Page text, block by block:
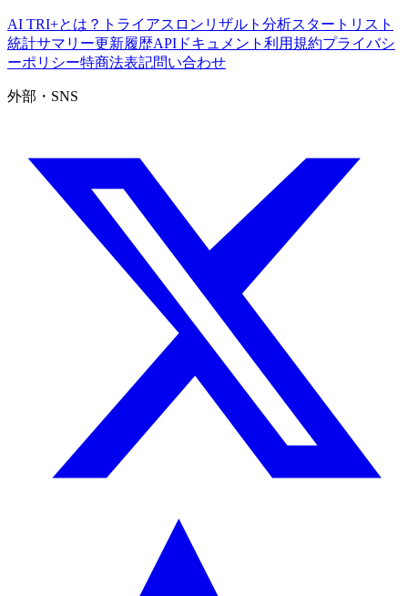
AI TRI+とは？ トライアスロンリザルト分析スタートリスト
統計サマリー更新履歴APIドキュメント 利用規約プライバシ
ーポリシー特商法表記問い合わせ
外部・SNS